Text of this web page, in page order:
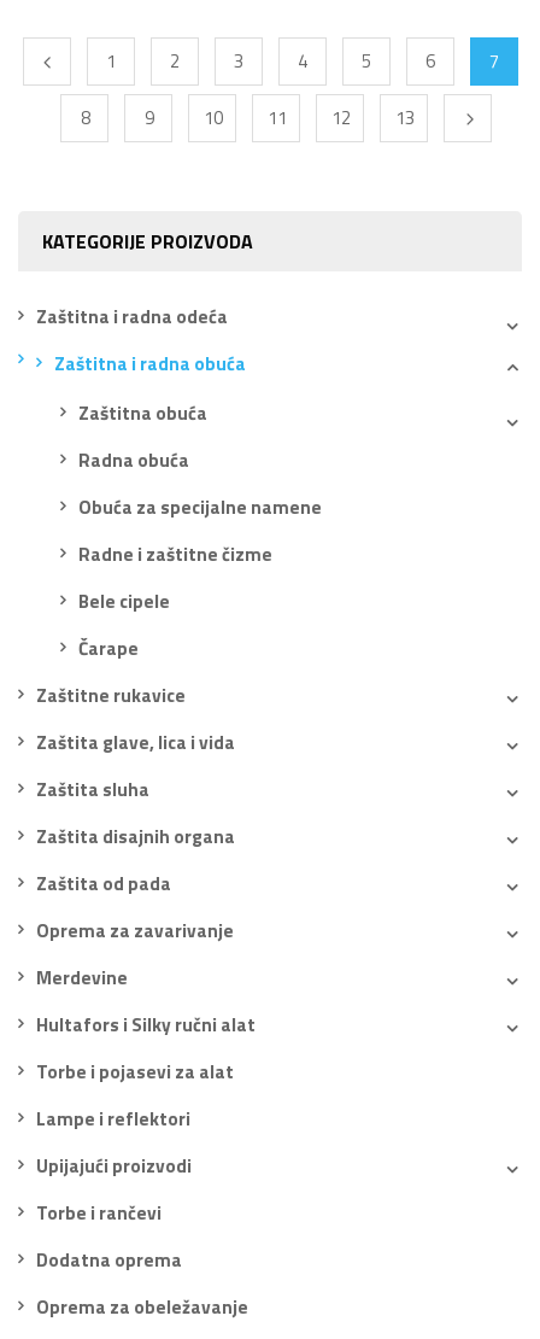
KATEGORIJE PROIZVODA
Zaštitna i radna odeća
Zaštitna i radna obuća
Zaštitna obuća
Radna obuća
Obuća za specijalne namene
Radne i zaštitne čizme
Bele cipele
Čarape
Zaštitne rukavice
Zaštita glave, lica i vida
Zaštita sluha
Zaštita disajnih organa
Zaštita od pada
Oprema za zavarivanje
Merdevine
Hultafors i Silky ručni alat
Torbe i pojasevi za alat
Lampe i reflektori
Upijajući proizvodi
Torbe i rančevi
Dodatna oprema
Oprema za obeležavanje
1 2 3 4 5 6 7
8 9 10 11 12 13